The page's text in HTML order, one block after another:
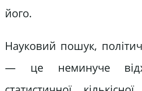
його.
Науковий пошук,
— це неминуче